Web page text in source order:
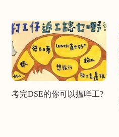
考完DSE的你可以揾咩工?